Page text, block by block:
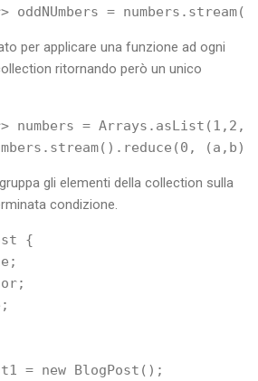
oddNUmbers =
per applicare una funzione ad ogni
ritornando però un unico
numbers =
gli elementi della collection sulla
condizione.
{
= new BlogPost();